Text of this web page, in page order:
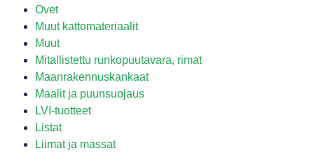
Ovet
Muut kattomateriaalit
Muut
Mitallistettu runkopuutavara, rimat
Maanrakennuskankaat
Maalit ja puunsuojaus
LVI-tuotteet
Listat
Liimat ja massat